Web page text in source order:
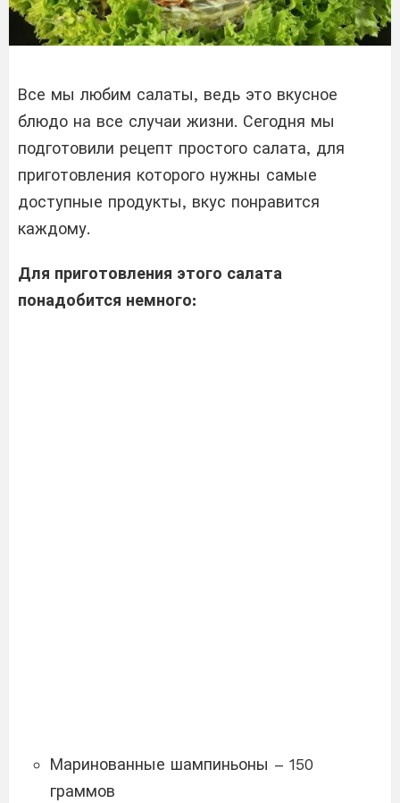
Все мы любим салаты, ведь это вкусное
блюдо на все случаи жизни. Сегодня мы
подготовили рецепт простого салата, для
приготовления которого нужны самые
доступные продукты, вкус понравится
каждому.
Для приготовления этого салата
понадобится немного:
Маринованные шампиньоны – 150
граммов